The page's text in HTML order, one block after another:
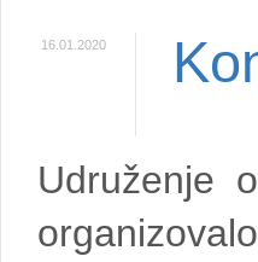
16.01.2020
Udruženje